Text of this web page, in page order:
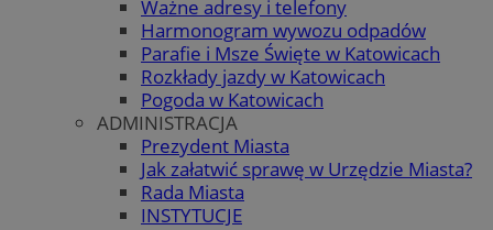
Ważne adresy i telefony
Harmonogram wywozu odpadów
Parafie i Msze Święte w Katowicach
Rozkłady jazdy w Katowicach
Pogoda w Katowicach
ADMINISTRACJA
Prezydent Miasta
Jak załatwić sprawę w Urzędzie Miasta?
Rada Miasta
INSTYTUCJE